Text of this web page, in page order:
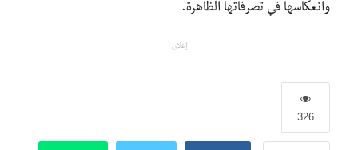
وانعكاسها في تصرفاتها الظاهرة.
إعلان
326